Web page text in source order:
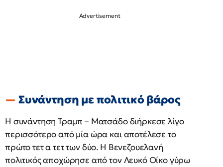
Συνάντηση με πολιτικό βάρος
Η συνάντηση Τραμπ – Ματσάδο διήρκεσε λίγο
περισσότερο από μία ώρα και αποτέλεσε το
πρώτο τετ α τετ των δύο. Η Βενεζουελανή
πολιτικός αποχώρησε από τον Λευκό Οίκο γύρω